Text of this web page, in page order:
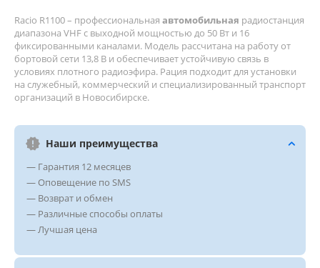
Racio R1100 – профессиональная автомобильная радиостанция
диапазона VHF с выходной мощностью до 50 Вт и 16
фиксированными каналами. Модель рассчитана на работу от
бортовой сети 13,8 В и обеспечивает устойчивую связь в
условиях плотного радиоэфира. Рация подходит для установки
на служебный, коммерческий и специализированный транспорт
организаций в Новосибирске.
Наши преимущества
— Гарантия 12 месяцев
— Оповещение по SMS
— Возврат и обмен
— Различные способы оплаты
— Лучшая цена